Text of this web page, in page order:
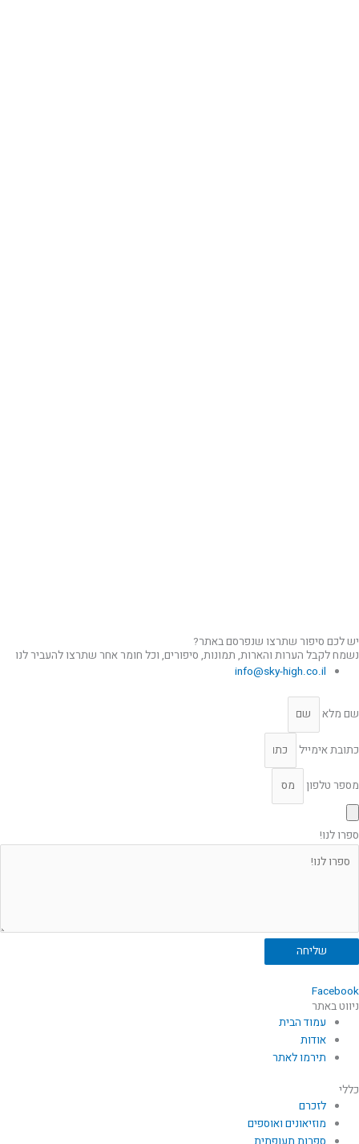
יש לכם סיפור שתרצו שנפרסם באתר?
נשמח לקבל הערות והארות, תמונות, סיפורים, וכל חומר אחר שתרצו להעביר לנו
info@sky-high.co.il
שם מלא
כתובת אימייל
מספר טלפון
ספרו לנו!
שליחה
Facebook
ניווט באתר
עמוד הבית
אודות
תירמו לאתר
כללי
לזכרם
מוזיאונים ואוספים